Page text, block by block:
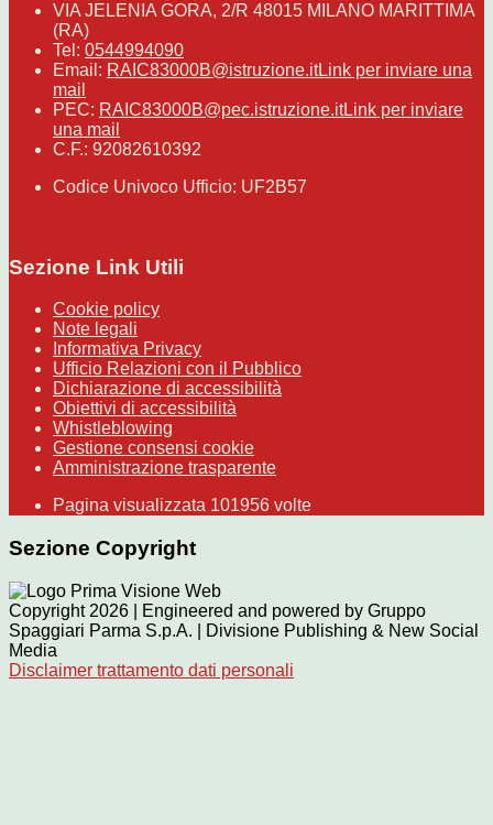
VIA JELENIA GORA, 2/R 48015 MILANO MARITTIMA
(RA)
Tel: 0544994090
Email: RAIC83000B@istruzione.itLink per inviare una
mail
PEC: RAIC83000B@pec.istruzione.itLink per inviare
una mail
C.F.: 92082610392
Codice Univoco Ufficio: UF2B57
Sezione Link Utili
Cookie policy
Note legali
Informativa Privacy
Ufficio Relazioni con il Pubblico
Dichiarazione di accessibilità
Obiettivi di accessibilità
Whistleblowing
Gestione consensi cookie
Amministrazione trasparente
Pagina visualizzata 101956 volte
Sezione Copyright
Copyright 2026 | Engineered and powered by Gruppo
Spaggiari Parma S.p.A. | Divisione Publishing & New Social
Media
Disclaimer trattamento dati personali